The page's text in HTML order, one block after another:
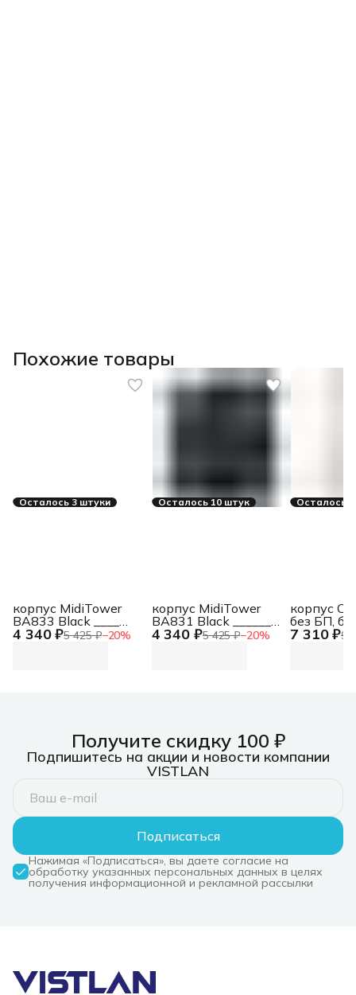
Похожие товары
Осталось 3 штуки
4 340 ₽5 425 ₽−20%
корпус MidiTower
BA833 Black ____
U3.0*2+A(HD) ATX,
Осталось 10 штук
4 340 ₽5 425 ₽−20%
корпус MidiTower
BA831 Black ______
2*USB3.0+A(HD) Mid-
Осталось
7 310 ₽9
корпус
без БП,
Получите скидку 100 ₽
Подпишитесь на акции и новости компании
VISTLAN
Подписаться
Нажимая «Подписаться», вы даете согласие на
обработку указанных персональных данных в целях
получения информационной и рекламной рассылки